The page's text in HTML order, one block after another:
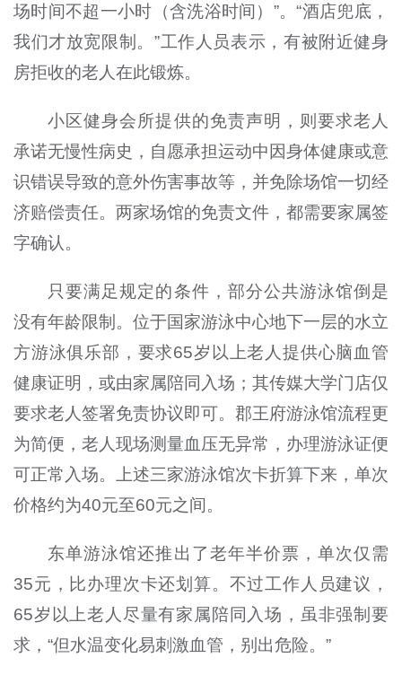
场时间不超一小时（含洗浴时间）”。“酒店兜底，
我们才放宽限制。”工作人员表示，有被附近健身
房拒收的老人在此锻炼。
小区健身会所提供的免责声明，则要求老人
承诺无慢性病史，自愿承担运动中因身体健康或意
识错误导致的意外伤害事故等，并免除场馆一切经
济赔偿责任。两家场馆的免责文件，都需要家属签
字确认。
只要满足规定的条件，部分公共游泳馆倒是
没有年龄限制。位于国家游泳中心地下一层的水立
方游泳俱乐部，要求65岁以上老人提供心脑血管
健康证明，或由家属陪同入场；其传媒大学门店仅
要求老人签署免责协议即可。郡王府游泳馆流程更
为简便，老人现场测量血压无异常，办理游泳证便
可正常入场。上述三家游泳馆次卡折算下来，单次
价格约为40元至60元之间。
东单游泳馆还推出了老年半价票，单次仅需
35元，比办理次卡还划算。不过工作人员建议，
65岁以上老人尽量有家属陪同入场，虽非强制要
求，“但水温变化易刺激血管，别出危险。”